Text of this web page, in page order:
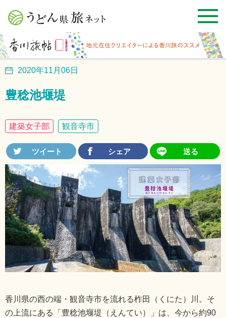
2020年11月06日
豊稔池堰堤
建築女子部 観音寺市
香川県の西の端・観音寺市を流れる柞田（くにた）川。そ
の上流にある「豊稔池堰堤（えんてい）」は、今から約90